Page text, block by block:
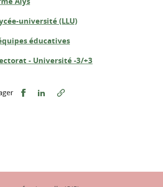
université (LLU)
éducatives
- Université -3/+3
Partager sur Facebook
Partager sur LinkedIn